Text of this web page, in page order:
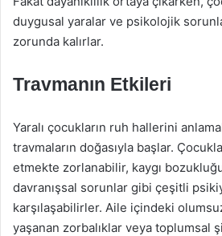
duygusal yaralar ve psikolojik
zorunda kalırlar.
Travmanın Etkileri
Yaralı çocukların ruh hallerini
travmaların doğasıyla başlar.
etmekte zorlanabilir, kaygı
davranışsal sorunlar gibi çeşitli
karşılaşabilirler. Aile içindeki
yaşanan zorbalıklar veya toplumsal